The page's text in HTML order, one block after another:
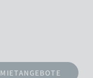
MIETANGEBOTE